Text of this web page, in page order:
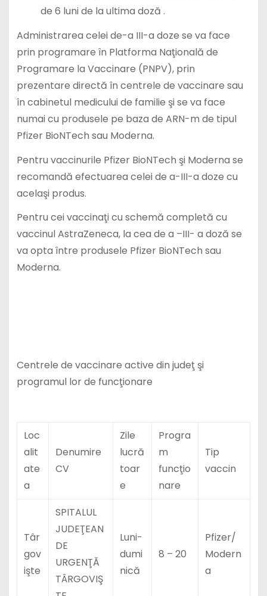
de 6 luni de la ultima doză .
Administrarea celei de-a III-a doze se va face
prin programare în Platforma Naţională de
Programare la Vaccinare (PNPV), prin
prezentare directă în centrele de vaccinare sau
în cabinetul medicului de familie şi se va face
numai cu produsele pe baza de ARN-m de tipul
Pfizer BioNTech sau Moderna.
Pentru vaccinurile Pfizer BioNTech şi Moderna se
recomandă efectuarea celei de a-III-a doze cu
acelaşi produs.
Pentru cei vaccinaţi cu schemă completă cu
vaccinul AstraZeneca, la cea de a –III- a doză se
va opta între produsele Pfizer BioNTech sau
Moderna.
Centrele de vaccinare active din judeţ şi
programul lor de funcţionare
Loc
alit
ate
a
Denumire
CV
Zile
lucră
toar
e
Progra
m
funcţio
nare
Tip
vaccin
Târ
gov
işte
SPITALUL
JUDEŢEAN
DE
URGENŢĂ
TÂRGOVIŞ
Luni-
dumi
nică
8 – 20
Pfizer/
Modern
a